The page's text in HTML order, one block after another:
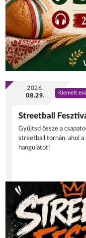
2026.
08.29.
Kiemelt
Streetball
Gyűjtsd össze a
streetball tornán, ahol
hangulatot!